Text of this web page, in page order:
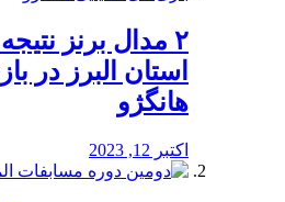
استان البرز در
هانگژو
اکتبر 12, 2023